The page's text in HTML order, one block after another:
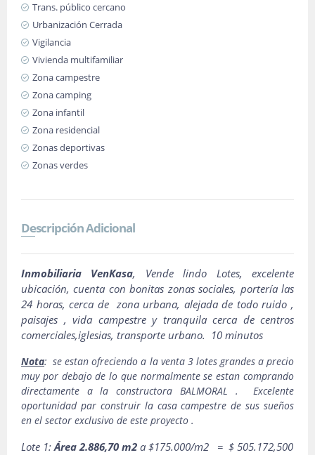
Trans. público cercano
Urbanización Cerrada
Vigilancia
Vivienda multifamiliar
Zona campestre
Zona camping
Zona infantil
Zona residencial
Zonas deportivas
Zonas verdes
Descripción Adicional
Inmobiliaria VenKasa, Vende lindo Lotes, excelente
ubicación, cuenta con bonitas zonas sociales, portería las
24 horas, cerca de zona urbana, alejada de todo ruido ,
paisajes , vida campestre y tranquila cerca de centros
comerciales,iglesias, transporte urbano. 10 minutos
Nota: se estan ofreciendo a la venta 3 lotes grandes a precio
muy por debajo de lo que normalmente se estan comprando
directamente a la constructora BALMORAL . Excelente
oportunidad par construir la casa campestre de sus sueños
en el sector exclusivo de este proyecto .
Lote 1:Área 2.886,70 m2 a $175.000/m2 = $ 505.172,500